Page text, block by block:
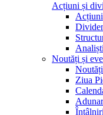
Acțiuni și
Acțiuni
Analiști
Noutăți și
Ziua